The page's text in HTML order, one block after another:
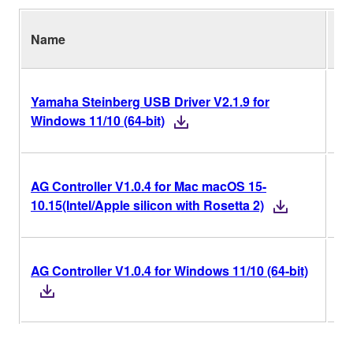
Name
Yamaha Steinberg USB Driver V2.1.9 for
Windows 11/10 (64-bit)
AG Controller V1.0.4 for Mac macOS 15-
10.15(Intel/Apple silicon with Rosetta 2)
AG Controller V1.0.4 for Windows 11/10 (64-bit)